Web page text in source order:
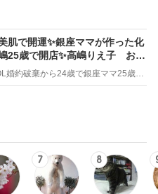
肌で開運✨銀座ママが作った化
25歳で開店✨高嶋りえ子 お着
ン コーデ
7 8